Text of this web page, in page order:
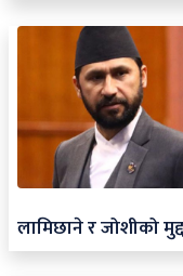
लामिछाने र जोशीको